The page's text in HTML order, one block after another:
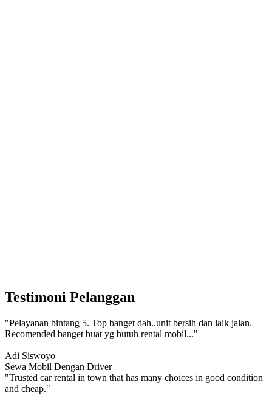
Testimoni Pelanggan
"Pelayanan bintang 5. Top banget dah..unit bersih dan laik jalan.
Recomended banget buat yg butuh rental mobil..."
Adi Siswoyo
Sewa Mobil Dengan Driver
"Trusted car rental in town that has many choices in good condition
and cheap."